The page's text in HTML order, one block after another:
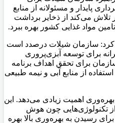
پایدار و مسئولانه از منابع
تلاش می‌کند از ذخایر برداشت
مواد غذایی کشور بهره ببرد.
کرد: سازمان شیلات درصدد است
برای توسعه آبزی‌پروری
برای تحقق اهداف برنامه
از منابع آبی و نیمه طبیعی
اهمیت زیادی می‌دهد. این
تکنولوژی‌هایی چون هوش
رسیدن به بهره‌وری بالا بهره